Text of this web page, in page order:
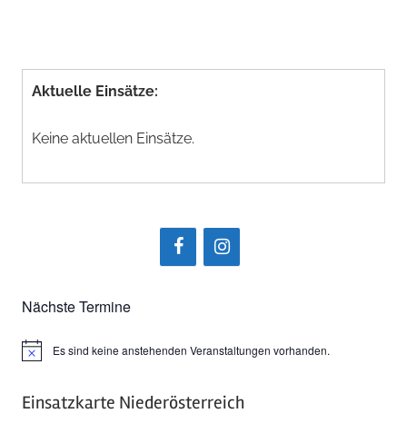
Aktuelle Einsätze:
Keine aktuellen Einsätze.
Nächste Termine
HinweisEs sind keine anstehenden Veranstaltungen vorhanden.
Einsatzkarte Niederösterreich